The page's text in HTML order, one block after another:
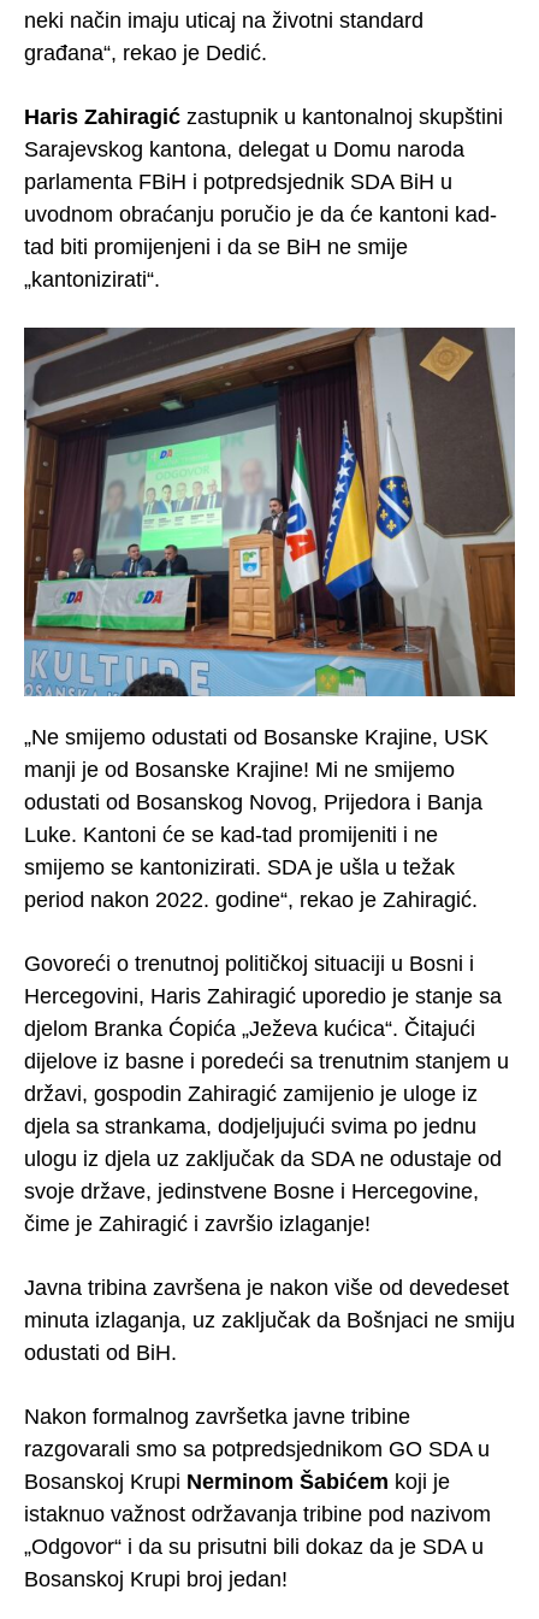
neki način imaju uticaj na životni standard
građana“, rekao je Dedić.
Haris Zahiragić zastupnik u kantonalnoj skupštini
Sarajevskog kantona, delegat u Domu naroda
parlamenta FBiH i potpredsjednik SDA BiH u
uvodnom obraćanju poručio je da će kantoni kad-
tad biti promijenjeni i da se BiH ne smije
„kantonizirati“.
„Ne smijemo odustati od Bosanske Krajine, USK
manji je od Bosanske Krajine! Mi ne smijemo
odustati od Bosanskog Novog, Prijedora i Banja
Luke. Kantoni će se kad-tad promijeniti i ne
smijemo se kantonizirati. SDA je ušla u težak
period nakon 2022. godine“, rekao je Zahiragić.
Govoreći o trenutnoj političkoj situaciji u Bosni i
Hercegovini, Haris Zahiragić uporedio je stanje sa
djelom Branka Ćopića „Ježeva kućica“. Čitajući
dijelove iz basne i poredeći sa trenutnim stanjem u
državi, gospodin Zahiragić zamijenio je uloge iz
djela sa strankama, dodjeljujući svima po jednu
ulogu iz djela uz zaključak da SDA ne odustaje od
svoje države, jedinstvene Bosne i Hercegovine,
čime je Zahiragić i završio izlaganje!
Javna tribina završena je nakon više od devedeset
minuta izlaganja, uz zaključak da Bošnjaci ne smiju
odustati od BiH.
Nakon formalnog završetka javne tribine
razgovarali smo sa potpredsjednikom GO SDA u
Bosanskoj Krupi Nerminom Šabićem koji je
istaknuo važnost održavanja tribine pod nazivom
„Odgovor“ i da su prisutni bili dokaz da je SDA u
Bosanskoj Krupi broj jedan!